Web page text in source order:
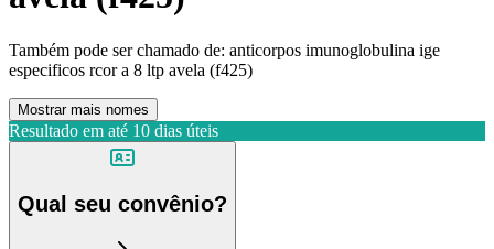
Também pode ser chamado de: anticorpos imunoglobulina ige
especificos rcor a 8 ltp avela (f425)
Mostrar mais nomes
Resultado em até 10 dias úteis
Qual seu convênio?